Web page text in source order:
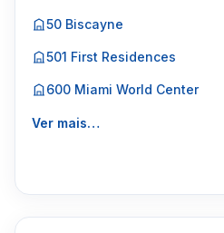
50 Biscayne
501 First Residences
600 Miami World Center
Ver mais…